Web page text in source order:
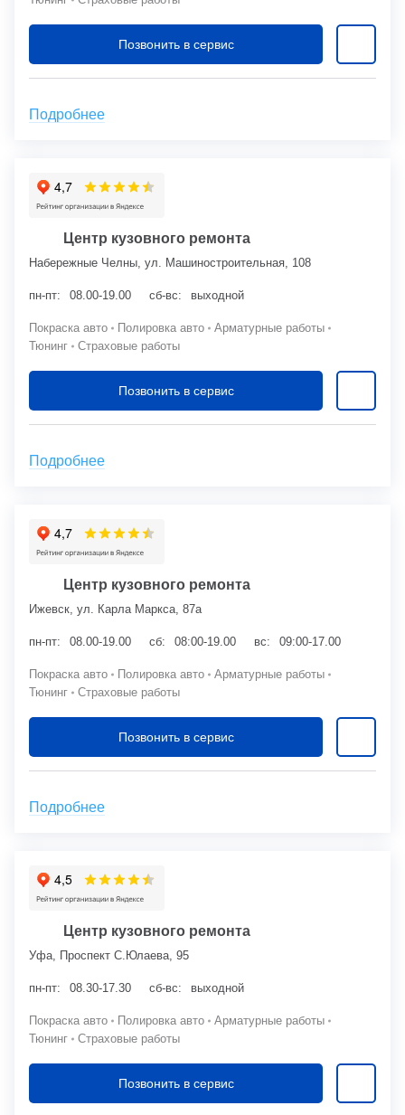
Позвонить в сервис
Подробнее
Центр кузовного ремонта
Набережные Челны, ул. Машиностроительная, 108
пн-пт: 08.00-19.00 сб-вс: выходной
Покраска авто Полировка авто
Арматурные работы
Тюнинг
Страховые работы
Позвонить в сервис
Подробнее
Центр кузовного ремонта
Ижевск, ул. Карла Маркса, 87а
пн-пт: 08.00-19.00 сб: 08:00-19.00 вс: 09:00-17.00
Покраска авто Полировка авто
Арматурные работы
Тюнинг
Страховые работы
Позвонить в сервис
Подробнее
Центр кузовного ремонта
Уфа, Проспект С.Юлаева, 95
пн-пт: 08.30-17.30 сб-вс: выходной
Покраска авто Полировка авто
Арматурные работы
Тюнинг
Страховые работы
Позвонить в сервис